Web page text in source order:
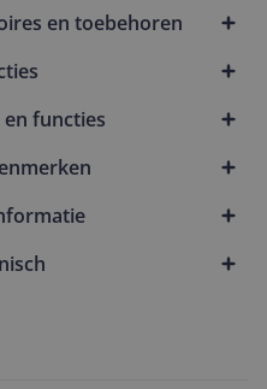
en toebehoren
functies